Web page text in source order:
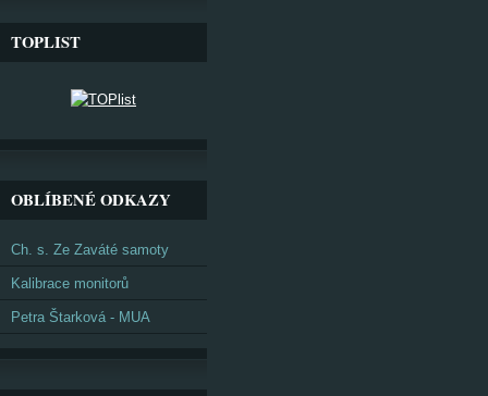
TOPLIST
OBLÍBENÉ ODKAZY
Ch. s. Ze Zaváté samoty
Kalibrace monitorů
Petra Štarková - MUA